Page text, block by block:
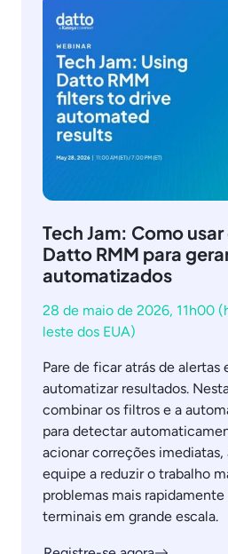
Tech Jam: Como
Datto RMM para
automatizados
28 de maio de 2026, 11h00
leste dos EUA)
Pare de ficar atrás de alertas
automatizar resultados.
combinar os filtros e a
para detectar
acionar correções imediatas,
equipe a reduzir o trabalho
problemas mais
terminais em grande escala.